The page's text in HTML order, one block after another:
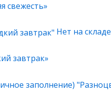
свежесть»
Нет на складе
завтрак»